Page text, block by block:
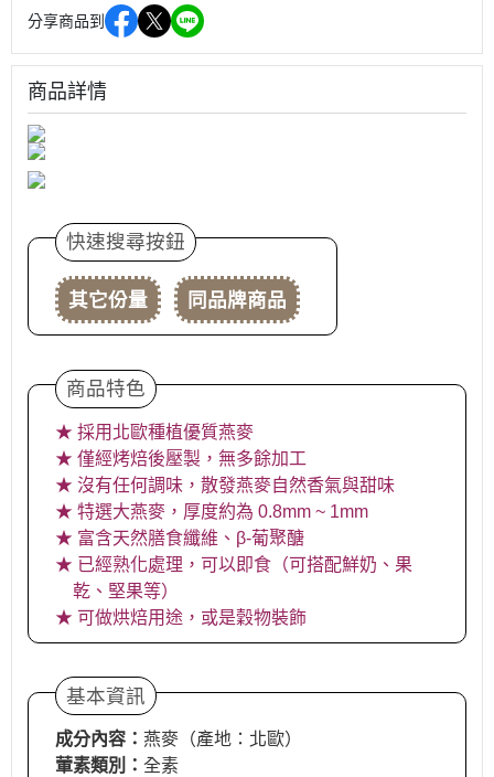
分享商品到
商品詳情
快速搜尋按鈕
其它份量 同品牌商品
商品特色
★ 採用北歐種植優質燕麥
★ 僅經烤焙後壓製，無多餘加工
★ 沒有任何調味，散發燕麥自然香氣與甜味
★ 特選大燕麥，厚度約為 0.8mm ~ 1mm
★ 富含天然膳食纖維、β-葡聚醣
★ 已經熟化處理，可以即食（可搭配鮮奶、果
乾、堅果等）
★ 可做烘焙用途，或是穀物裝飾
基本資訊
成分內容： 燕麥（產地：北歐）
葷素類別： 全素